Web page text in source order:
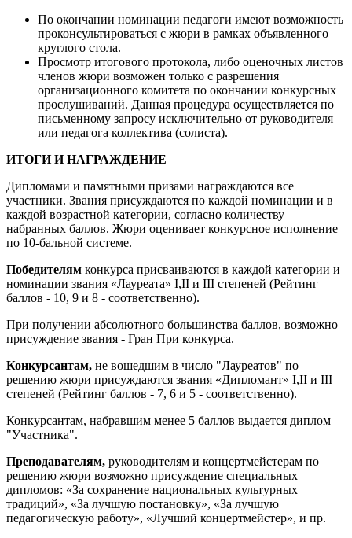
По окончании номинации педагоги имеют возможность
проконсультироваться с жюри в рамках объявленного
круглого стола.
Просмотр итогового протокола, либо оценочных листов
членов жюри возможен только с разрешения
организационного комитета по окончании конкурсных
прослушиваний. Данная процедура осуществляется по
письменному запросу исключительно от руководителя
или педагога коллектива (солиста).
ИТОГИ И НАГРАЖДЕНИЕ
Дипломами и памятными призами награждаются все
участники. Звания присуждаются по каждой номинации и в
каждой возрастной категории, согласно количеству
набранных баллов. Жюри оценивает конкурсное исполнение
по 10-бальной системе.
Победителям конкурса присваиваются в каждой категории и
номинации звания «Лауреата» I,II и III степеней (Рейтинг
баллов - 10, 9 и 8 - соответственно).
При получении абсолютного большинства баллов, возможно
присуждение звания - Гран При конкурса.
Конкурсантам, не вошедшим в число "Лауреатов" по
решению жюри присуждаются звания «Дипломант» I,II и III
степеней (Рейтинг баллов - 7, 6 и 5 - соответственно).
Конкурсантам, набравшим менее 5 баллов выдается диплом
"Участника".
Преподавателям, руководителям и концертмейстерам по
решению жюри возможно присуждение специальных
дипломов: «За сохранение национальных культурных
традиций», «За лучшую постановку», «За лучшую
педагогическую работу», «Лучший концертмейстер», и пр.